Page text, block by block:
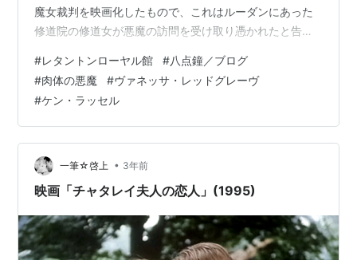
魔女裁判を映画化したもので、これはルーダンにあった
修道院の修道女が悪魔の訪問を受け取り憑かれたと告白
祭が魔術の罪で有罪判決を受けて、火刑された事件を映
画化したものです。これには裏があり、当時はルイ13世
の統治下でしたが、実際権力を握っていたのはリシュリ
ュー枢機卿でありフランス王国の権力強化の為、国内の
ユグノー派を一掃したかった。ルーダンもユグノー派が
掌握しており、そのルーダンの町を取…
#レタントンローヤル館 #八点鐘／ブログ
#肉体の悪魔 #ヴァネッサ・レッドグレーヴ
#ケン・ラッセル
一筆☆啓上 • 3年前
映画「チャタレイ夫人の恋人」(1995)